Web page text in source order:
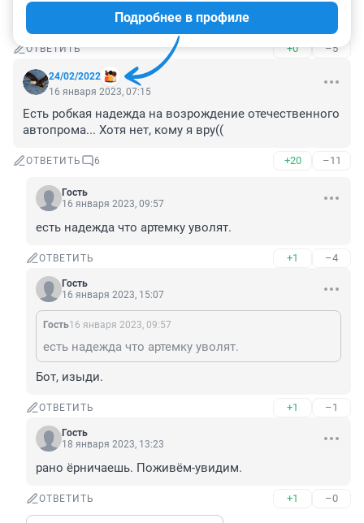
Путин в курсе о потерях?
ОТВЕТИТЬ +0 –5
24/02/2022
Подробнее в профиле
16 января 2023, 07:15
Есть робкая надежда на возрождение отечественного
автопрома... Хотя нет, кому я вру((
ОТВЕТИТЬ 6 +20 –11
Гость
16 января 2023, 09:57
есть надежда что артемку уволят.
ОТВЕТИТЬ +1 –4
Гость
16 января 2023, 15:07
Гость16 января 2023, 09:57
есть надежда что артемку уволят.
Бот, изыди.
ОТВЕТИТЬ +1 –1
Гость
18 января 2023, 13:23
рано ёрничаешь. Поживём-увидим.
ОТВЕТИТЬ +1 –0